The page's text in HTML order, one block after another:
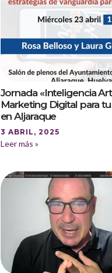
Jornada «Inteligencia
Marketing Digital para
en Aljaraque
3 ABRIL, 2025
Leer más »